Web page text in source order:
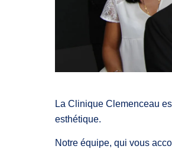
La Clinique Clemenceau
esthétique.
Notre équipe, qui vous